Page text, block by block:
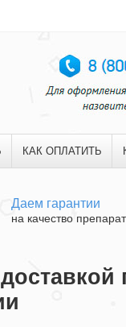
КАК ОПЛАТИТЬ
Даем гарантии
на качество